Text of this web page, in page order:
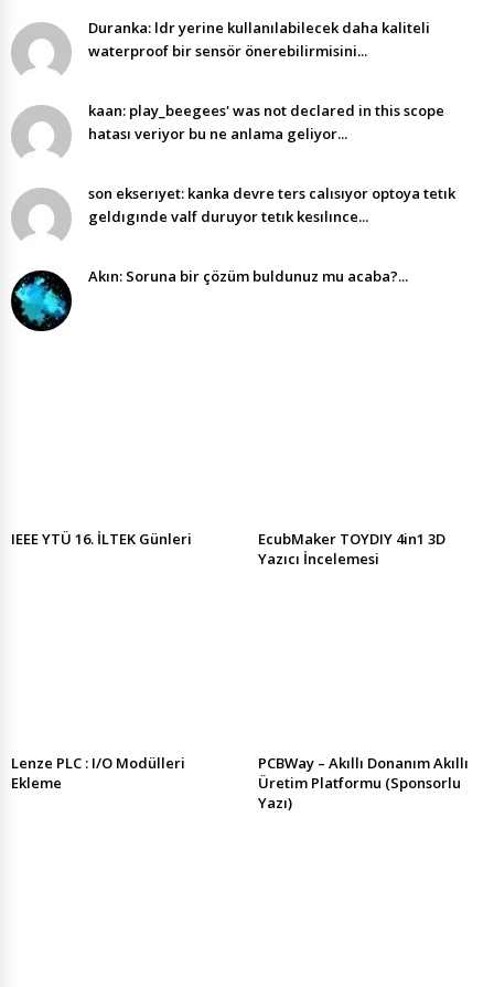
Duranka: ldr yerine kullanılabilecek daha kaliteli
waterproof bir sensör önerebilirmisini...
kaan: play_beegees' was not declared in this scope
hatası veriyor bu ne anlama geliyor...
son ekserıyet: kanka devre ters calısıyor optoya tetık
geldıgınde valf duruyor tetık kesılınce...
Akın: Soruna bir çözüm buldunuz mu acaba?...
IEEE YTÜ 16. İLTEK Günleri
EcubMaker TOYDIY 4in1 3D
Yazıcı İncelemesi
Lenze PLC : I/O Modülleri
Ekleme
PCBWay – Akıllı Donanım Akıllı
Üretim Platformu (Sponsorlu
Yazı)